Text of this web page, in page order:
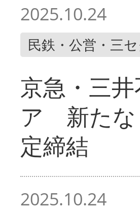
2025.10.24
民鉄・公営・三セ
京急・三
ア 新たな
定締結
2025.10.24